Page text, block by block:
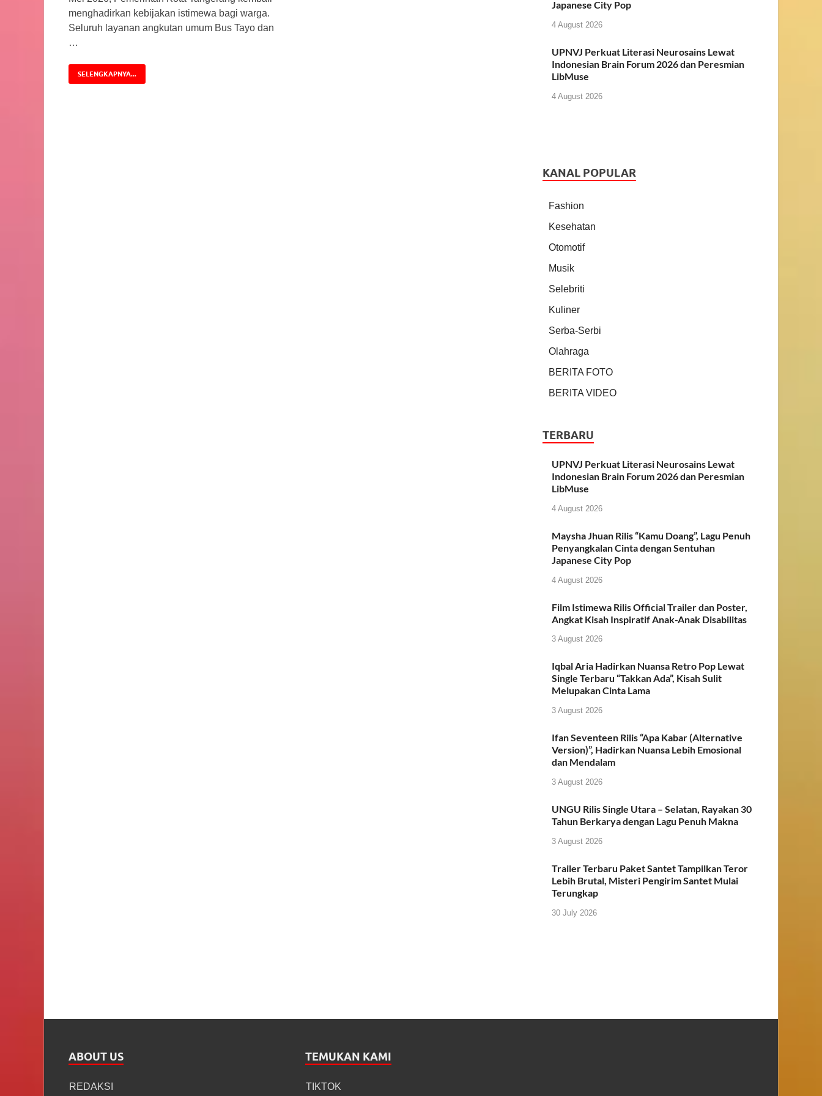
menghadirkan kebijakan istimewa bagi warga.
Seluruh layanan angkutan umum Bus Tayo dan
…
SELENGKAPNYA...
Japanese City Pop
4 August 2026
UPNVJ Perkuat Literasi Neurosains Lewat
Indonesian Brain Forum 2026 dan Peresmian
LibMuse
4 August 2026
KANAL POPULAR
Fashion
Kesehatan
Otomotif
Musik
Selebriti
Kuliner
Serba-Serbi
Olahraga
BERITA FOTO
BERITA VIDEO
TERBARU
UPNVJ Perkuat Literasi Neurosains Lewat
Indonesian Brain Forum 2026 dan Peresmian
LibMuse
4 August 2026
Maysha Jhuan Rilis “Kamu Doang”, Lagu Penuh
Penyangkalan Cinta dengan Sentuhan
Japanese City Pop
4 August 2026
Film Istimewa Rilis Official Trailer dan Poster,
Angkat Kisah Inspiratif Anak-Anak Disabilitas
3 August 2026
Iqbal Aria Hadirkan Nuansa Retro Pop Lewat
Single Terbaru “Takkan Ada”, Kisah Sulit
Melupakan Cinta Lama
3 August 2026
Ifan Seventeen Rilis “Apa Kabar (Alternative
Version)”, Hadirkan Nuansa Lebih Emosional
dan Mendalam
3 August 2026
UNGU Rilis Single Utara – Selatan, Rayakan 30
Tahun Berkarya dengan Lagu Penuh Makna
3 August 2026
Trailer Terbaru Paket Santet Tampilkan Teror
Lebih Brutal, Misteri Pengirim Santet Mulai
Terungkap
30 July 2026
ABOUT US
REDAKSI
TEMUKAN KAMI
TIKTOK